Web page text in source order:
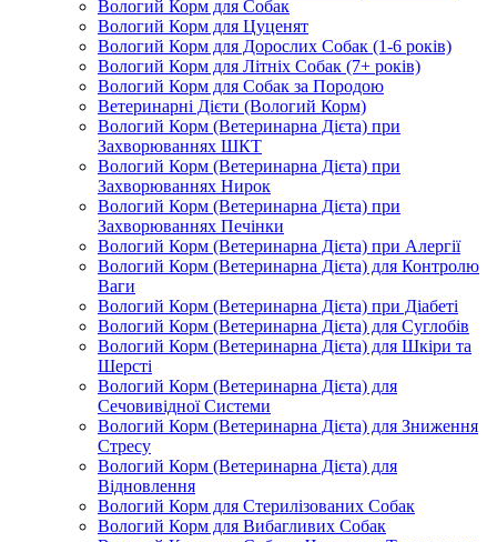
Вологий Корм для Собак
Вологий Корм для Цуценят
Вологий Корм для Дорослих Собак (1-6 років)
Вологий Корм для Літніх Собак (7+ років)
Вологий Корм для Собак за Породою
Ветеринарні Дієти (Вологий Корм)
Вологий Корм (Ветеринарна Дієта) при
Захворюваннях ШКТ
Вологий Корм (Ветеринарна Дієта) при
Захворюваннях Нирок
Вологий Корм (Ветеринарна Дієта) при
Захворюваннях Печінки
Вологий Корм (Ветеринарна Дієта) при Алергії
Вологий Корм (Ветеринарна Дієта) для Контролю
Ваги
Вологий Корм (Ветеринарна Дієта) при Діабеті
Вологий Корм (Ветеринарна Дієта) для Суглобів
Вологий Корм (Ветеринарна Дієта) для Шкіри та
Шерсті
Вологий Корм (Ветеринарна Дієта) для
Сечовивідної Системи
Вологий Корм (Ветеринарна Дієта) для Зниження
Стресу
Вологий Корм (Ветеринарна Дієта) для
Відновлення
Вологий Корм для Стерилізованих Собак
Вологий Корм для Вибагливих Собак